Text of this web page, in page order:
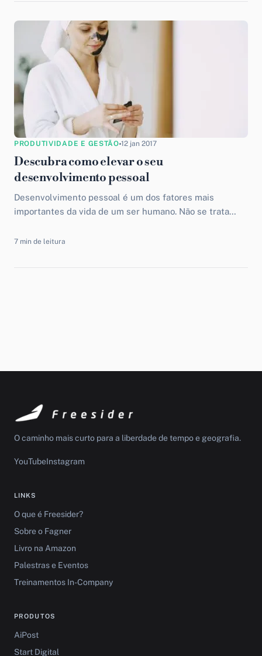
PRODUTIVIDADE E GESTÃO 12 jan 2017
Descubra como elevar o seu
desenvolvimento pessoal
Desenvolvimento pessoal é um dos fatores mais
importantes da vida de um ser humano. Não se trata
o...
7 min de leitura
O caminho mais curto para a liberdade de tempo e geografia.
YouTubeInstagram
LINKS
O que é Freesider?
Sobre o Fagner
Livro na Amazon
Palestras e Eventos
Treinamentos In-Company
PRODUTOS
AiPost
Start Digital